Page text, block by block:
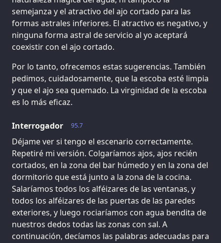
semejanza y el atractivo del ajo cortado para las
formas astrales inferiores. El atractivo es negativo, y
ninguna forma astral de servicio al yo aceptará
coexistir con el ajo cortado.
Por lo tanto, ofrecemos estas sugerencias. También
pedimos, cuidadosamente, que la escoba esté limpia
y que el ajo sea quemado. La virginidad de la escoba
es lo más eficaz.
95.7
Interrogador
Déjame ver si tengo el escenario correctamente.
Repetiré mi versión. Colgaríamos ajos, ajos recién
cortados, en la zona del bar húmedo y en la zona del
dormitorio que está junto a la zona de la cocina.
Salaríamos todos los alféizares de las ventanas, y
todos los alféizares de las puertas de las paredes
exteriores, y luego rociaríamos con agua bendita de
nuestros dedos todas las zonas con sal. A
continuación, decíamos las palabras adecuadas para